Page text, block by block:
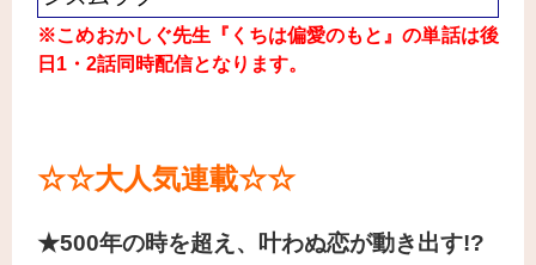
※こめおかしぐ先生『くちは偏愛のもと』の単話は後
日1・2話同時配信となります。
☆☆大人気連載☆☆
★500年の時を超え、叶わぬ恋が動き出す!?